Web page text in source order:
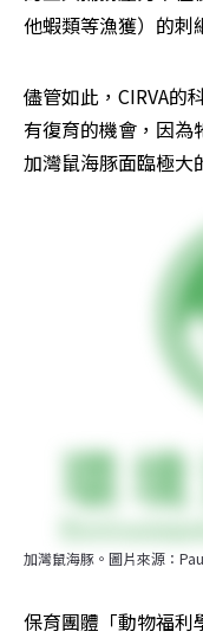
他蝦類等漁獲）的刺
儘管如此，CIRVA的
有復育的機會，因為
加灣鼠海豚面臨極大
加灣鼠海豚。圖片來源：
保育團體「動物福